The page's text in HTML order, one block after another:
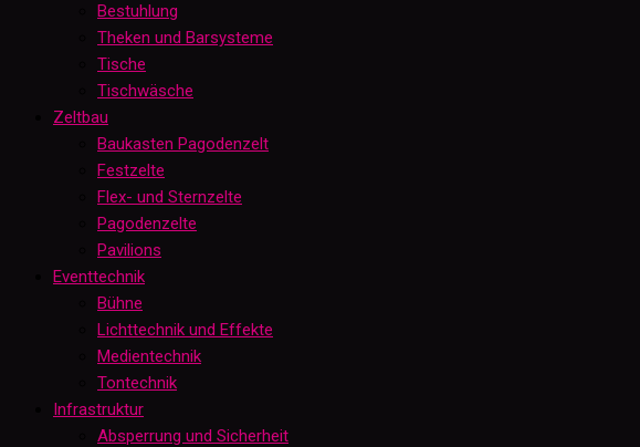
Bestuhlung
Theken und Barsysteme
Tische
Tischwäsche
Zeltbau
Baukasten Pagodenzelt
Festzelte
Flex- und Sternzelte
Pagodenzelte
Pavilions
Eventtechnik
Bühne
Lichttechnik und Effekte
Medientechnik
Tontechnik
Infrastruktur
Absperrung und Sicherheit